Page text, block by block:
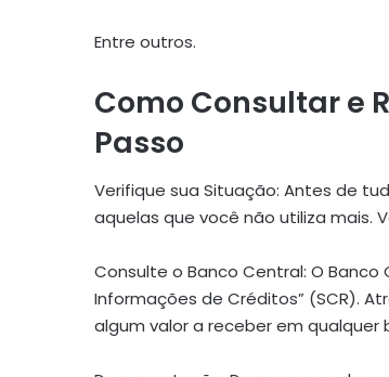
Entre outros.
Como Consultar e
Passo
Verifique sua Situação: Antes de
aquelas que você não utiliza mais.
Consulte o Banco Central: O
Informações de Créditos” (SCR).
algum valor a receber em qualquer